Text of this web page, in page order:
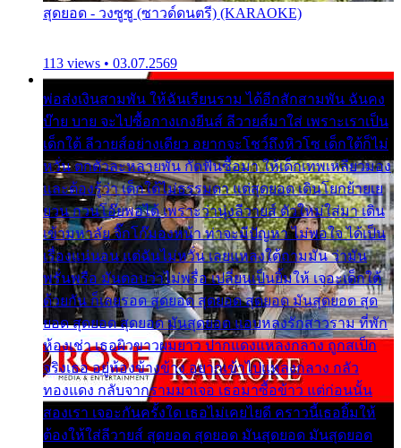
สุดยอด - วงซูซู (ซาวด์ดนตรี) (KARAOKE)
113 views • 03.07.2569
พ่อส่งเงินสามพัน ให้ฉันเรียนราม ได้อีกสักสามพัน ฉันคง
บ๊าย บาย จะไปซื้อกางเกงยีนส์ ลีวายส์มาใส่ เพราะเราเป็น
เด็กใต้ ลีวายส์อย่างเดียว อยากจะโชว์ถึงหิวโซ เด็กใต้ก็ไม่
หวั่น ตกตัวละหลายพัน กัดฟันซื้อมา ให้เด็กเทพเหลียวมอง
และต้องรู้ว่า เด็กใต้ไม่ธรรมดา แต่สุดยอด เดินโยกย้ายเย
ยวน กวนโอ๊ยพอได้ เพราะว่านุ่งลีวายส์ ตัวใหม่ใส่มา เดิน
เข้ามหาลัย จิ๊กโก๊มองหน้า ท่าจะมีปัญหา ไม่พอใจ ได้เป็น
เรื่องแน่นอน แต่ฉันไม่หวั่น เลยแหลงใต้ถามมัน ว่ามัน
พรั่นพรือ มันตอบว่าไม่พรื่อ เปลี่ยนเป็นยิ้มให้ เจอะเด็กใต้
ด้วยกัน ก็เลยรอด สุดยอด สุดยอด สุดยอด มันสุดยอด สุด
ยอด สุดยอด สุดยอด มันสุดยอด แอบหลงรักสาวราม ที่พัก
ห้องเช่า เธอผิวขาวผมยาว ปากแดงแหลงกลาง ถูกสเป็ก
จริงเธอ อยู่ห้องข้างข้าง อยากเข้าไปแหลงกลาง กลัว
ทองแดง กลับจากรามมาเจอ เธอมาซื้อข้าว แต่ก่อนนั้น
สองเรา เจอะกันครั้งใด เธอไม่เคยไยดี คราวนี้เธอยิ้มให้
ต้องให้ใส่ลีวายส์ สุดยอด สุดยอด มันสุดยอด มันสุดยอด